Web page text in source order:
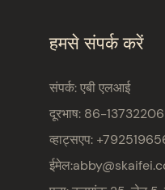
हमसे संपर्क करें
संपर्क: एबी एलआई
दूरभाष: 86-
व्हाट्सएप:
ईमेल: